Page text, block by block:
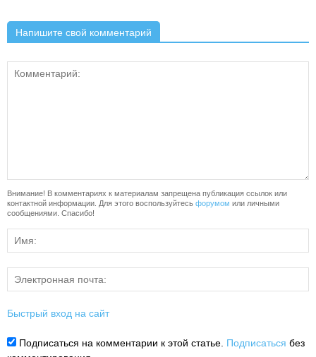
Напишите свой комментарий
Внимание! В комментариях к материалам запрещена публикация ссылок или
контактной информации. Для этого воспользуйтесь форумом или личными
сообщениями. Спасибо!
Быстрый вход на сайт
Подписаться на комментарии к этой статье. Подписаться без